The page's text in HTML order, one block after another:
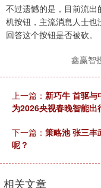
不过遗憾的是，目前流
机按钮，主流消息人士
回答这个按钮是否被砍。
鑫赢智
上一篇： 新巧牛 首驱与
为2026央视春晚智能出
下一篇： 策略池 张三丰
呢？
相关文章